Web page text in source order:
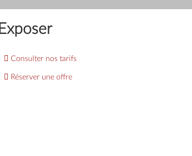
Exposer
Consulter nos tarifs
Réserver une offre